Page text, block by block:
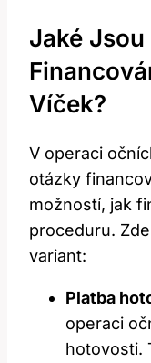
Jaké
Víček?
V operaci
otázky
možností, jak
proceduru.
variant:
Platba
operaci
hotovosti.